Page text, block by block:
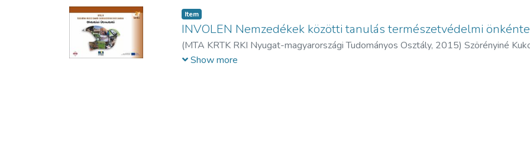
Raffay, Zoltán (ford.)
Item
INVOLEN Nemzedékek közötti tanulás természetvédelmi
(MTA KRTK RKI Nyugat-magyarországi Tudományos Osztály, 2015) Szörényiné
(ford.)
Show more